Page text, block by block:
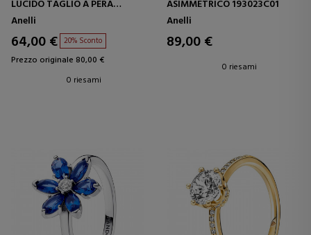
LUCIDO TAGLIO A PERA
193012C01
Anelli
64,00 € 20% Sconto
Prezzo originale 80,00 €
0 riesami
ASIMMETRICO 193023C01
Anelli
89,00 €
0 riesami